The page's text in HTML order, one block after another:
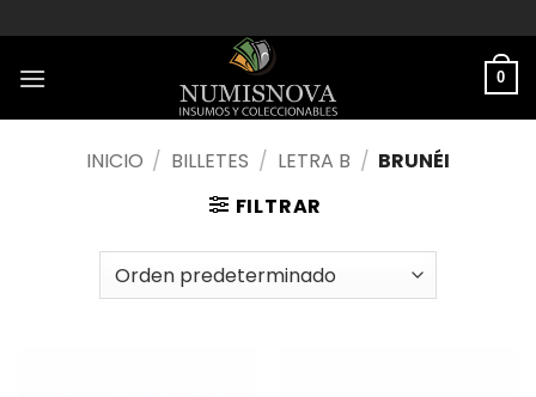
al
contenido
0
INICIO / BILLETES / LETRA B / BRUNÉI
FILTRAR